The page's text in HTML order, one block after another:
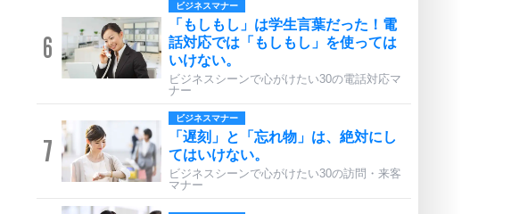
6
ビジネスマナー
「もしもし」は学生言葉だった！電
話対応では「もしもし」を使っては
いけない。
ビジネスシーンで心がけたい30の電話対応マ
ナー
7
ビジネスマナー
「遅刻」と「忘れ物」は、絶対にし
てはいけない。
ビジネスシーンで心がけたい30の訪問・来客
マナー